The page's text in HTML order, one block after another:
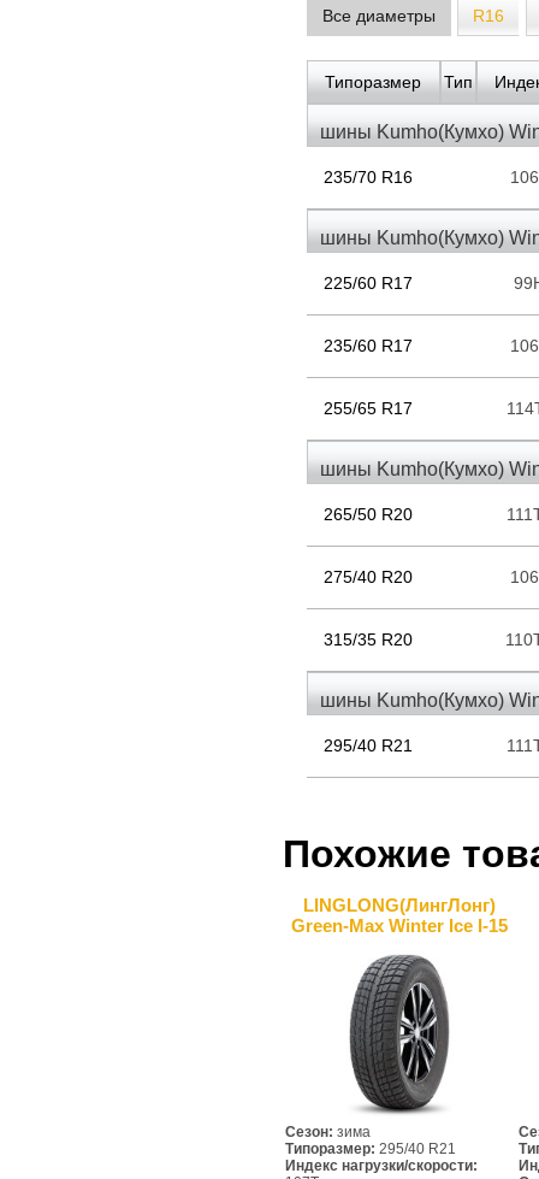
Все диаметры R16
Типоразмер Тип
шины Kumho(Кумхо)
235/70 R16
шины Kumho(Кумхо)
225/60 R17
235/60 R17
255/65 R17
шины Kumho(Кумхо)
265/50 R20
275/40 R20
315/35 R20
шины Kumho(Кумхо)
295/40 R21
Похожие
LINGLONG(ЛингЛонг)
Green-Max Winter Ice I-15
Сезон: зима
Типоразмер: 295/40 R21
Индекс нагрузки/скорости: